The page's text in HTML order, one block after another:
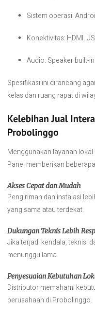
Sistem operasi:
Konektivitas: HDMI,
Audio: Speaker built-
Spesifikasi ini dirancang
kelas dan ruang rapat di
Kelebihan Jual
Probolinggo
Menggunakan layanan
Panel memberikan
Akses Cepat dan Mudah
Pengiriman dan instalasi
yang sama atau terdekat.
Dukungan Teknis Lebih
Jika terjadi kendala, teknisi
menunggu lama.
Penyesuaian Kebutuhan
Distributor memahami
perusahaan di Probolinggo.